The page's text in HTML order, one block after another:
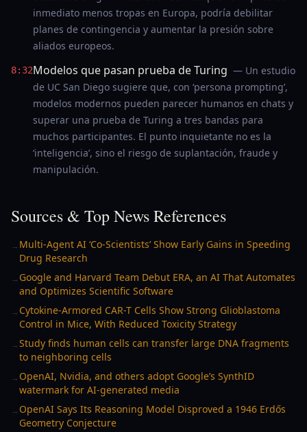
inmediato menos tropas en Europa, podría debilitar
planes de contingencia y aumentar la presión sobre
aliados europeos.
8:32Modelos que pasan prueba de Turing — Un estudio
de UC San Diego sugiere que, con ‘persona prompting’,
modelos modernos pueden parecer humanos en chats y
superar una prueba de Turing a tres bandas para
muchos participantes. El punto inquietante no es la
‘inteligencia’, sino el riesgo de suplantación, fraude y
manipulación.
Sources & Top News References
→ Multi-Agent AI ‘Co-Scientists’ Show Early Gains in Speeding
Drug Research
→ Google and Harvard Team Debut ERA, an AI That Automates
and Optimizes Scientific Software
→ Cytokine-Armored CAR-T Cells Show Strong Glioblastoma
Control in Mice, With Reduced Toxicity Strategy
→Study finds human cells can transfer large DNA fragments
to neighboring cells
→ OpenAI, Nvidia, and others adopt Google’s SynthID
watermark for AI-generated media
→ OpenAI Says Its Reasoning Model Disproved a 1946 Erdős
Geometry Conjecture